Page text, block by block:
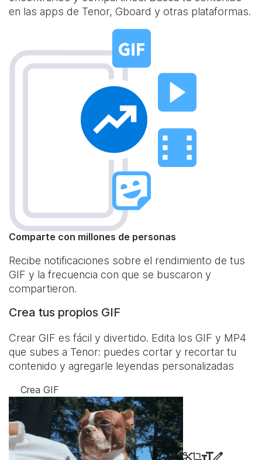
en las apps de Tenor, Gboard y otras plataformas.
Comparte con millones de personas
Recibe notificaciones sobre el rendimiento de tus
GIF y la frecuencia con que se buscaron y
compartieron.
Crea tus propios GIF
Crear GIF es fácil y divertido. Edita los GIF y MP4
que subes a Tenor: puedes cortar y recortar tu
contenido y agregarle leyendas personalizadas
Crea GIF